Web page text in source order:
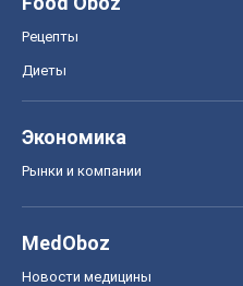
Рецепты
Диеты
Экономика
Рынки и компании
MedOboz
Новости медицины